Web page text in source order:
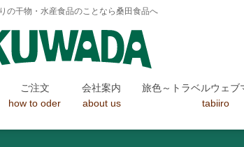
の干物・水産食品のことなら桑田食品へ
ご注文
how to oder
会社案内
about us
旅色～トラベルウェブ
tabiiro